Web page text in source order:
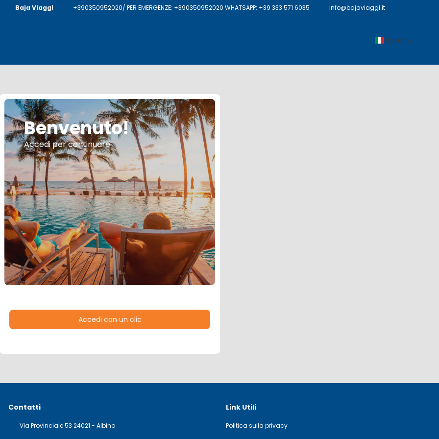
Baja Viaggi +390350952020/ PER EMERGENZE: +390350952020 WHATSAPP: +39 333 571 6035 info@bajaviaggi.it
Italiano
Benvenuto!
Accedi per continuare
Accedi con un clic
Contatti
Via Provinciale 53 24021 - Albino
Link Utili
Politica sulla privacy